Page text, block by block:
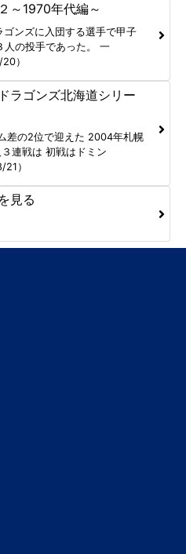
～1970年代編～
ンズに入団する選手で甲子
人の投手であった。 一
）
ラゴンズ北海道シリー
差の2位で迎えた 2004年札幌
連戦は 初戦はドミン
）
見る